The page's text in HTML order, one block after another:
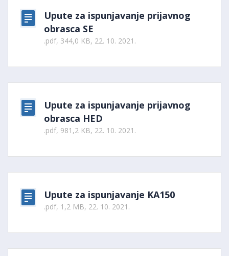
Upute za ispunjavanje prijavnog
obrasca SE
.pdf, 344,0 KB, 22. 10. 2021.
Upute za ispunjavanje prijavnog
obrasca HED
.pdf, 981,2 KB, 22. 10. 2021.
Upute za ispunjavanje KA150
.pdf, 1,2 MB, 22. 10. 2021.